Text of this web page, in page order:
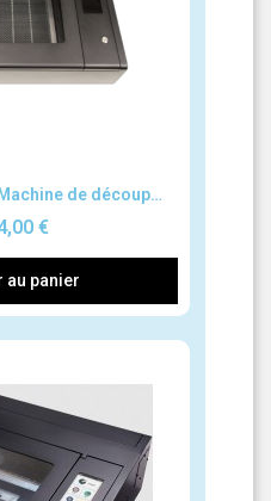
rapide Beambox Pro, Flux, Machine de découpe et gravure au laser
€
au panier